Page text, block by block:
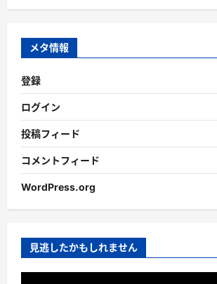
カ
ブ
メタ情報
登録
ログイン
投稿フィード
コメントフィード
WordPress.org
見逃したかもしれません